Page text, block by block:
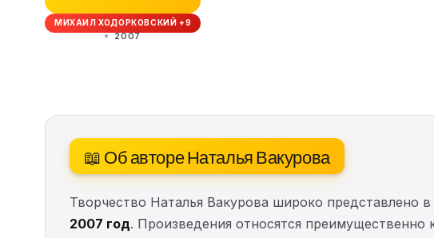
МИХАИЛ ХОДОРКОВСКИЙ +9
2007
📖 Об авторе Наталья Вакурова
Творчество Наталья Вакурова широко представлено
2007 год. Произведения относятся